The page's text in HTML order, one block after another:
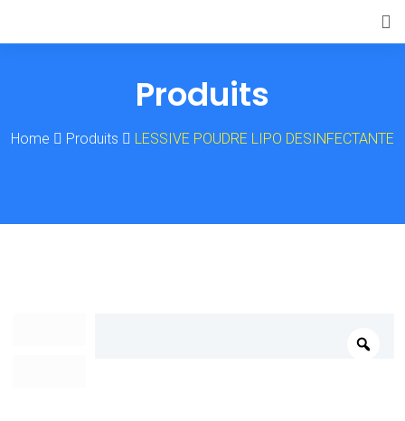
Produits
Home Produits LESSIVE POUDRE LIPO DESINFECTANTE